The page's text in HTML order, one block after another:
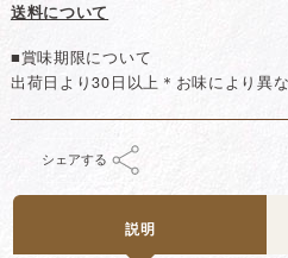
送料について
■賞味期限について
出荷日より30日以上＊お味により異
シェアする
説明